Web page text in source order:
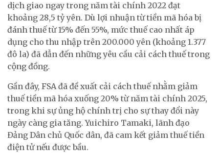
dịch giao ngay trong năm tài chính 2022 đạt
khoảng 28,5 tỷ yên. Dù lợi nhuận từ tiền mã hóa bị
đánh thuế từ 15% đến 55%, mức thuế cao nhất áp
dụng cho thu nhập trên 200.000 yên (khoảng 1.377
đô la) đã dẫn đến những yêu cầu cải cách thuế trong
cộng đồng.
Gần đây, FSA đã đề xuất cải cách thuế nhằm giảm
thuế tiền mã hóa xuống 20% từ năm tài chính 2025,
trong khi sự ủng hộ chính trị cho sự thay đổi này
ngày càng gia tăng. Yuichiro Tamaki, lãnh đạo
Đảng Dân chủ Quốc dân, đã cam kết giảm thuế tiền
điện tử nếu được bầu.